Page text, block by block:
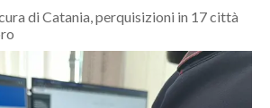
di Catania, perquisizioni in 17 città